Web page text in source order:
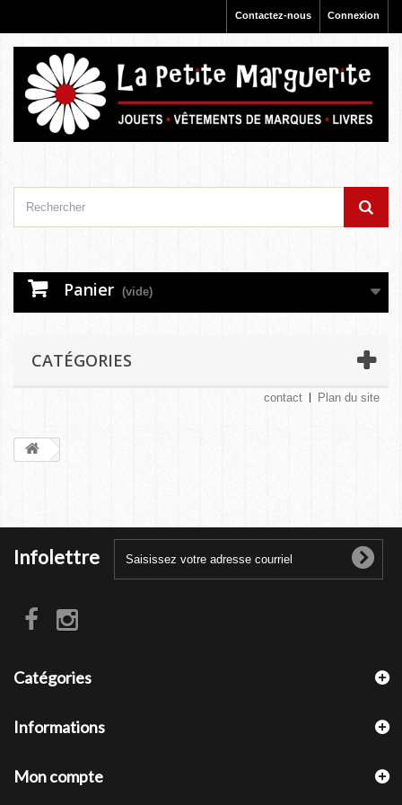
Connexion
Contactez-nous
Panier (vide)
CATÉGORIES
contact Plan du site
Infolettre
Catégories
Informations
Mon compte